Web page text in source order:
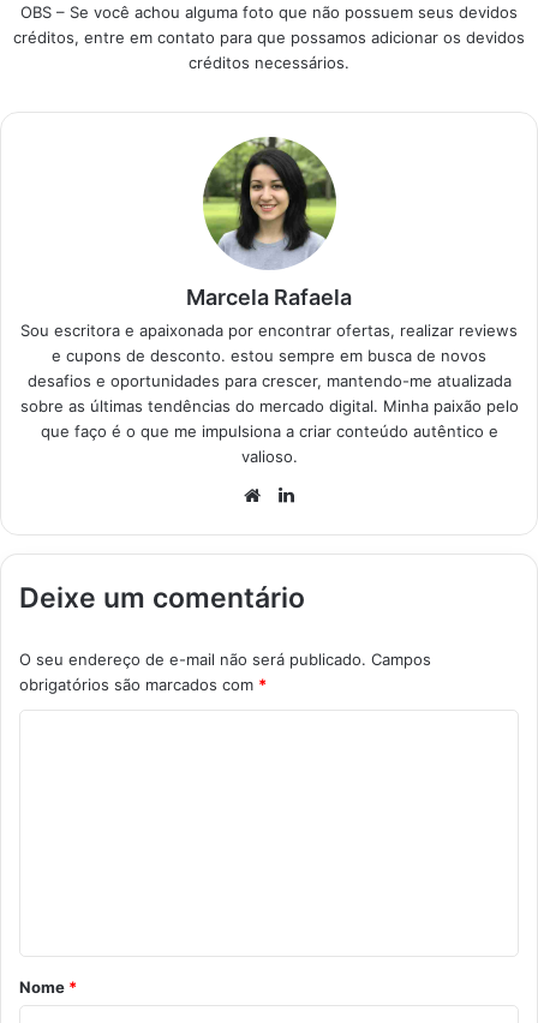
eficientes e
confiáveis disponíveis
no Brasil, ajudando
decisão informada
OBS – Se você achou alguma foto que não possuem seus devidos
créditos, entre em contato para que possamos adicionar os devidos
créditos necessários.
Marcela Rafaela
Sou escritora e apaixonada por encontrar ofertas, realizar reviews
e cupons de desconto. estou sempre em busca de novos
desafios e oportunidades para crescer, mantendo-me atualizada
sobre as últimas tendências do mercado digital. Minha paixão pelo
que faço é o que me impulsiona a criar conteúdo autêntico e
valioso.
Website
Deixe um comentário
O seu endereço de e-mail não será publicado. Campos
obrigatórios são marcados com *
rNome *